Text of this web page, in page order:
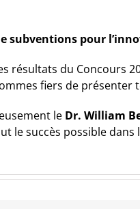
subventions pour
résultats du Concours
fiers de
le Dr. William
le succès possible